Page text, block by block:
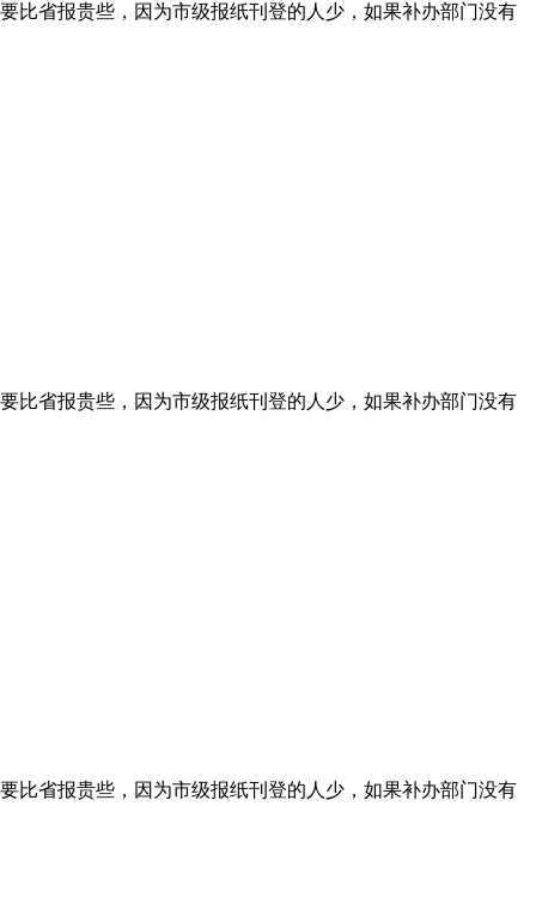
比省报贵些，因为市级报纸刊登的人少，如果补办部门没有
比省报贵些，因为市级报纸刊登的人少，如果补办部门没有
比省报贵些，因为市级报纸刊登的人少，如果补办部门没有